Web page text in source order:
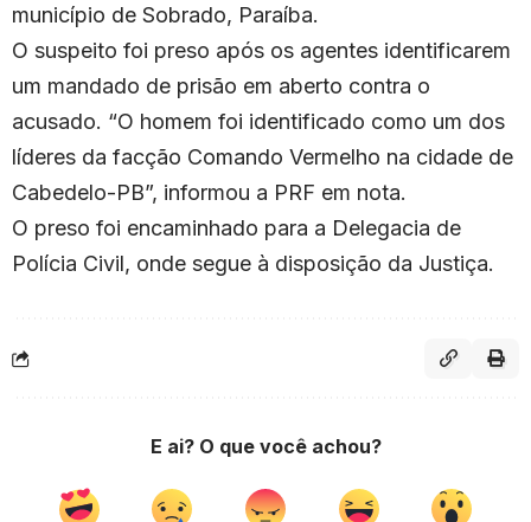
município de Sobrado, Paraíba.
O suspeito foi preso após os agentes identificarem
um mandado de prisão em aberto contra o
acusado. “O homem foi identificado como um dos
líderes da facção Comando Vermelho na cidade de
Cabedelo-PB”, informou a PRF em nota.
O preso foi encaminhado para a Delegacia de
Polícia Civil, onde segue à disposição da Justiça.
E ai? O que você achou?